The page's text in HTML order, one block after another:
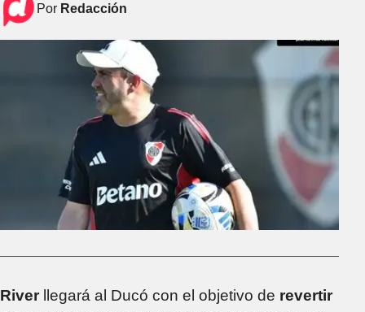
Por Redacción
Riverllegará al Ducó con el objetivo de revertir